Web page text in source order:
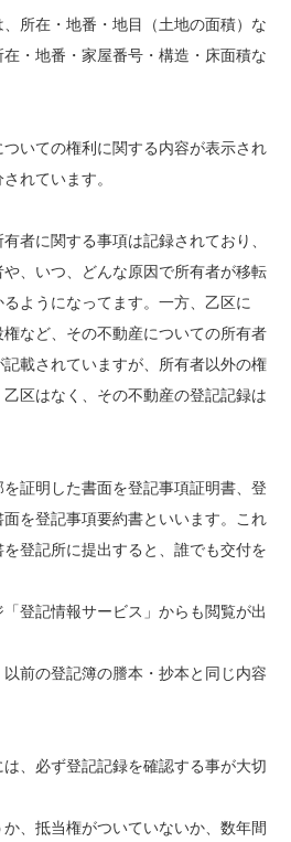
所在・地番・地目（土地の面積）な
・地番・家屋番号・構造・床面積な
いての権利に関する内容が表示され
れています。
者に関する事項は記録されており、
、いつ、どんな原因で所有者が移転
ようになってます。一方、乙区に
など、その不動産についての所有者
載されていますが、所有者以外の権
区はなく、その不動産の登記記録は
証明した書面を登記事項証明書、登
を登記事項要約書といいます。これ
登記所に提出すると、誰でも交付を
登記情報サービス」からも閲覧が出
前の登記簿の謄本・抄本と同じ内容
、必ず登記記録を確認する事が大切
、抵当権がついていないか、数年間